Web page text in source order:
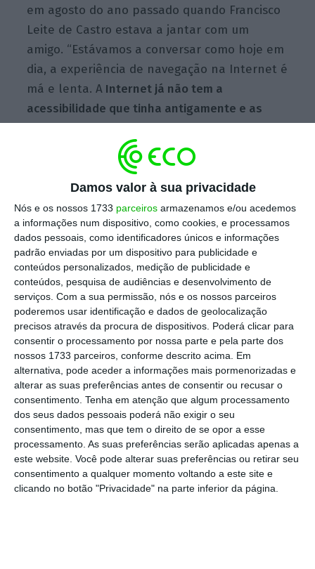
Damos valor à sua privacidade
Nós e os nossos 1733 parceiros armazenamos e/ou acedemos
a informações num dispositivo, como cookies, e processamos
dados pessoais, como identificadores únicos e informações
padrão enviadas por um dispositivo para publicidade e
conteúdos personalizados, medição de publicidade e
conteúdos, pesquisa de audiências e desenvolvimento de
serviços. Com a sua permissão, nós e os nossos parceiros
poderemos usar identificação e dados de geolocalização
precisos através da procura de dispositivos. Poderá clicar para
consentir o processamento por nossa parte e pela parte dos
nossos 1733 parceiros, conforme descrito acima. Em
alternativa, pode aceder a informações mais pormenorizadas e
alterar as suas preferências antes de consentir ou recusar o
consentimento. Tenha em atenção que algum processamento
dos seus dados pessoais poderá não exigir o seu
consentimento, mas que tem o direito de se opor a esse
processamento. As suas preferências serão aplicadas apenas a
este website. Você pode alterar suas preferências ou retirar seu
consentimento a qualquer momento voltando a este site e
clicando no botão "Privacidade" na parte inferior da página.
em agosto do ano passado quando Francisco
Leite de Castro estava a jantar com um
amigo. “Estávamos a conversar como hoje em
dia, a experiência de navegação na Internet é
má e lenta. A Internet já não tem a
acessibilidade que tinha antigamente e as
conta ao ECO, o jovem
Diagnosticado o problema, Francisco Leite de
Castro começou a pensar em resolver duas
questões: “Melhorar a experiência do
utilizador na internet e devolver o poder às
pessoas de decidir o que é feito com os seus
dados”.
Francisco Leite de Castro convidou Diogo
Minhava Lopes para abraçar o projeto e para
juntos desenvolverem a aplicação.Ambos
despediram-se dos trabalhos para dedicarem-
se de corpo e à alma à Super Agent.“Quando a
ideia surgiu fez tanto sentido que mergulhei
quase de cabeça“, conta ao ECO, Francisco
Leite de Castro.